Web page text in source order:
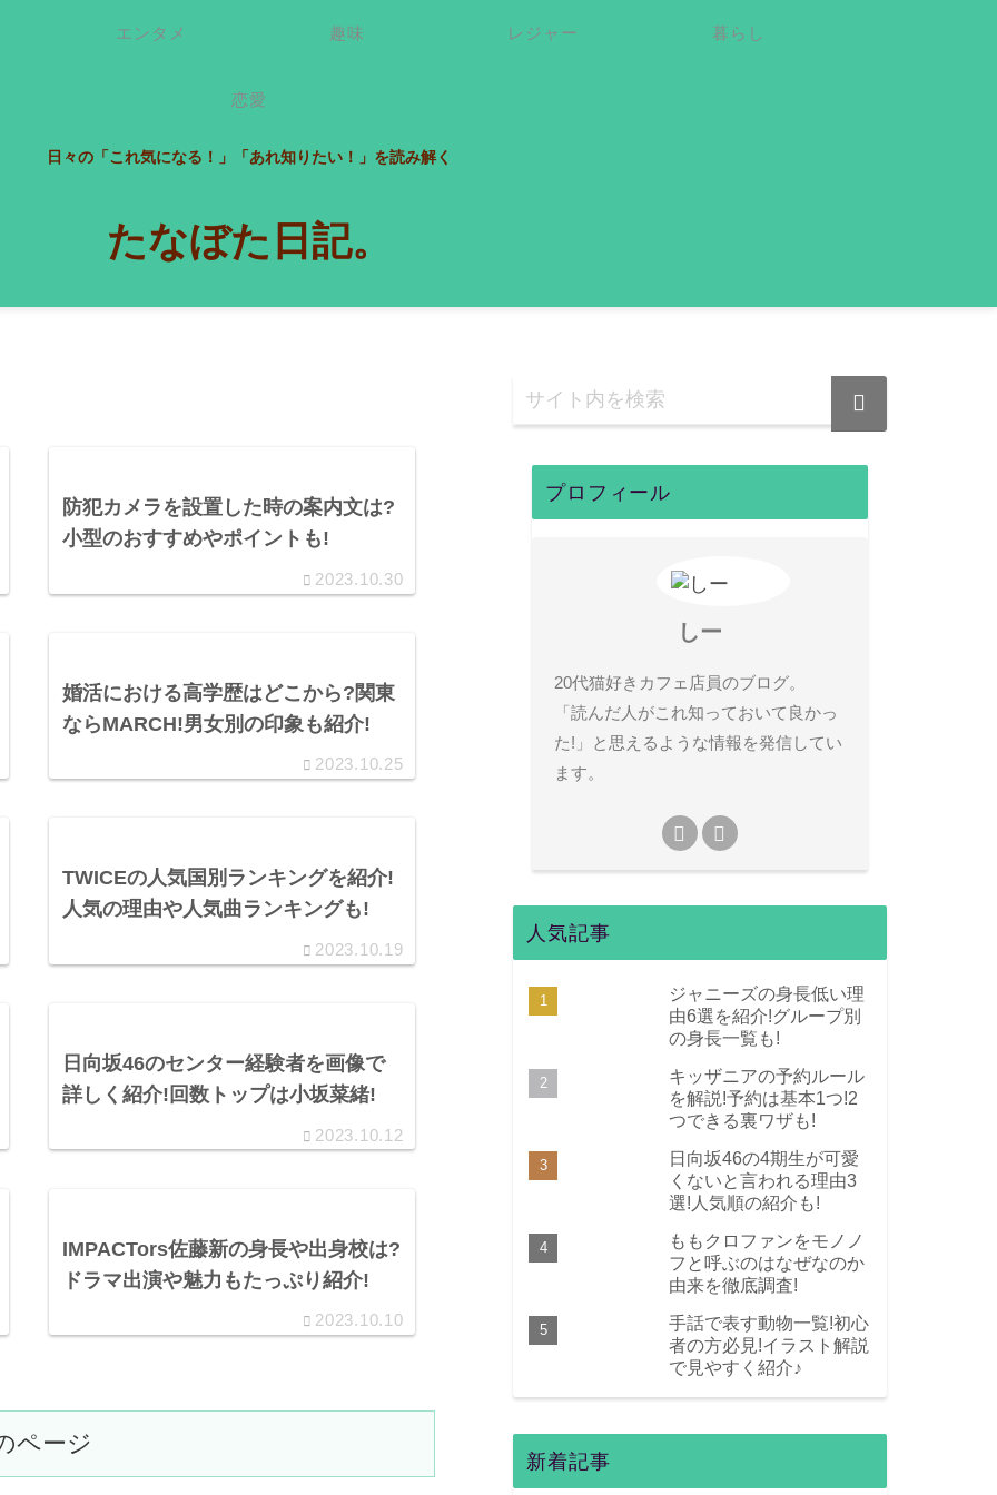
日々の「これ気になる！」「あれ知りたい！」を読み解く
たなぼた日記。
エンタメ 趣味 レジャー 暮らし
恋愛
防犯カメラを設置した時の案内文は?
小型のおすすめやポイントも!
2023.10.30
婚活における高学歴はどこから?関東
ならMARCH!男女別の印象も紹介!
2023.10.25
TWICEの人気国別ランキングを紹介!
人気の理由や人気曲ランキングも!
2023.10.19
日向坂46のセンター経験者を画像で
詳しく紹介!回数トップは小坂菜緒!
2023.10.12
IMPACTors佐藤新の身長や出身校は?
ドラマ出演や魅力もたっぷり紹介!
2023.10.10
ページ
プロフィール
しー
20代猫好きカフェ店員のブログ。
「読んだ人がこれ知っておいて良かっ
た!」と思えるような情報を発信してい
ます。
人気記事
ジャニーズの身長低い理
由6選を紹介!グループ別
の身長一覧も!
キッザニアの予約ルール
を解説!予約は基本1つ!2
つできる裏ワザも!
日向坂46の4期生が可愛
くないと言われる理由3
選!人気順の紹介も!
ももクロファンをモノノ
フと呼ぶのはなぜなのか
由来を徹底調査!
手話で表す動物一覧!初心
者の方必見!イラスト解説
で見やすく紹介♪
新着記事